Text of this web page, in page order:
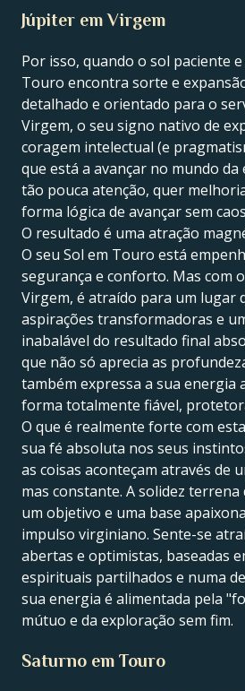
Júpiter em Virgem
Por isso, quando o sol paciente e
Touro encontra sorte e
detalhado e orientado para o
Virgem, o seu signo nativo de
coragem intelectual (e
que está a avançar no mundo da
tão pouca atenção, quer
forma lógica de avançar sem caos
O resultado é uma atração
O seu Sol em Touro está
segurança e conforto. Mas com o
Virgem, é atraído para um lugar
aspirações transformadoras e
inabalável do resultado final
que não só aprecia as
também expressa a sua energia
forma totalmente fiável, protetora
O que é realmente forte com esta
sua fé absoluta nos seus
as coisas aconteçam através de
mas constante. A solidez terrena
um objetivo e uma base
impulso virginiano. Sente-se
abertas e optimistas, baseadas
espirituais partilhados e numa
sua energia é alimentada pela
mútuo e da exploração sem fim.
Saturno em Touro